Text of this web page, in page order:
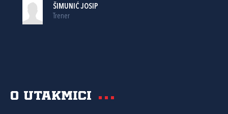
ŠIMUNIĆ JOSIP
Trener
O utakmici